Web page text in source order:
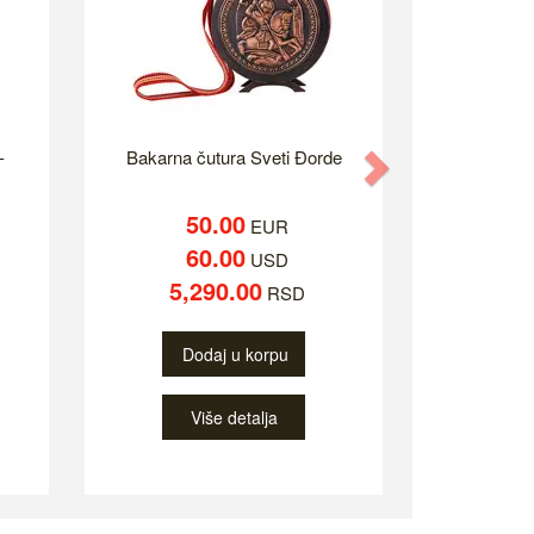
Bakarna čutura Sveti Đorde
50.00EUR
60.00USD
5,290.00RSD
Dodaj u korpu
Više detalja